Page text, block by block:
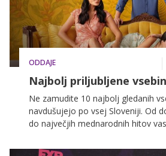
ODDAJE
Najbolj priljubljene
Ne zamudite 10 najbolj gledanih
navdušujejo po vsej Sloveniji. Od
do največjih mednarodnih hitov